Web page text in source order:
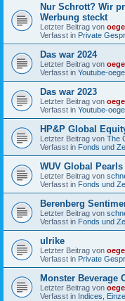
Nur Schrott? Wir
Werbung steckt
Letzter Beitrag von
Verfasst in Private
Das war 2024
Letzter Beitrag von
Verfasst in Youtube-
Das war 2023
Letzter Beitrag von
Verfasst in Youtube-
HP&P Global
Letzter Beitrag von The
Verfasst in Fonds und
WUV Global Pearls
Letzter Beitrag von
Verfasst in Fonds und
Berenberg
Letzter Beitrag von
Verfasst in Fonds und
ulrike
Letzter Beitrag von
Verfasst in Private
Monster Beverage
Letzter Beitrag von
Verfasst in Indices,